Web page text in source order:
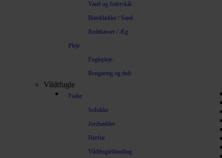
Vand og foderskål
Bunddække / Sand
Redekasser / Æg
Pleje
Fuglepleje
Rengøring og duft
Vildtfugle
Foder
Solsikke
Jordnødder
Hørfrø
Vildtfugleblanding